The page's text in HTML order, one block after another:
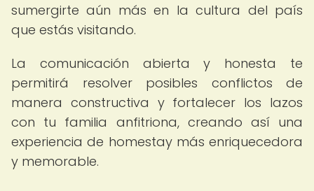
sumergirte aún más en la cultura del país
que estás visitando.
La comunicación abierta y honesta te
permitirá resolver posibles conflictos de
manera constructiva y fortalecer los lazos
con tu familia anfitriona, creando así una
experiencia de homestay más enriquecedora
y memorable.